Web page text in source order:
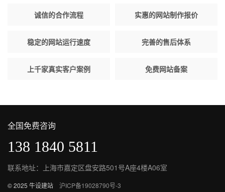
诚信的合作流程 实惠的网站制作报价
稳定的网站运行速度 完善的售后体系
上千家真实客户案例 免费网站备案
全国免费咨询
138 1840 5811
联系地址：上海市嘉定区盘安路501号A座4楼A06室
© 2025 牛设建站 沪ICP备19028790号-3